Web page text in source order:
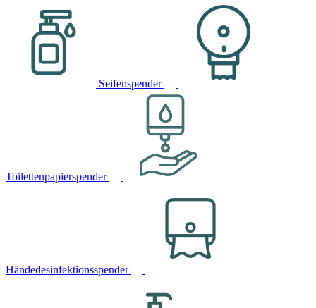
Seifenspender
Toilettenpapierspender
Händedesinfektionsspender